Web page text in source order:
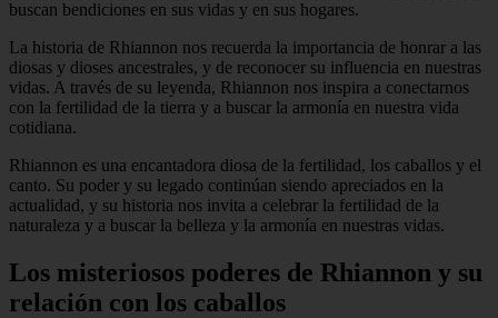
buscan bendiciones en sus vidas y en sus hogares.
La historia de Rhiannon nos recuerda la importancia de honrar a las
diosas y dioses ancestrales, y de reconocer su influencia en nuestras
vidas. A través de su leyenda, Rhiannon nos inspira a conectarnos
con la fertilidad de la tierra y a buscar la armonía en nuestra vida
cotidiana.
Rhiannon es una encantadora diosa de la fertilidad, los caballos y el
canto. Su poder y su legado continúan siendo apreciados en la
actualidad, y su historia nos invita a celebrar la fertilidad de la
naturaleza y a buscar la belleza y la armonía en nuestras vidas.
Los misteriosos poderes de Rhiannon y su
relación con los caballos